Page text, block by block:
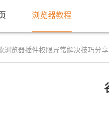
浏览器教程
浏览器插件权限异常解决技巧分享